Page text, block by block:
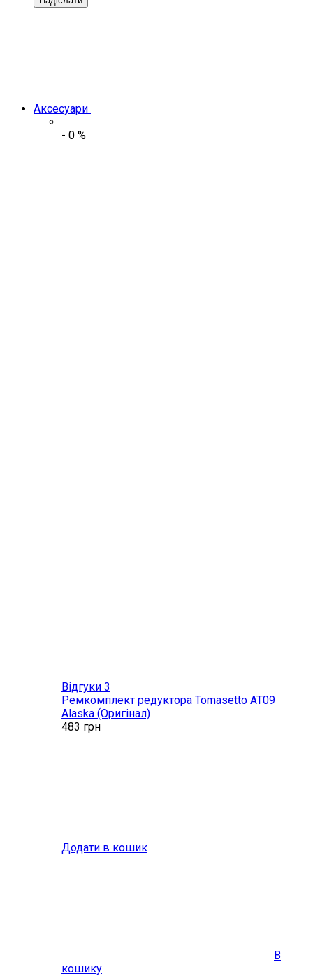
Аксесуари
- 0 %
Відгуки 3
Ремкомплект редуктора Tomasetto AT09
Alaska (Оригінал)
483 грн
Додати в кошик
В
кошику